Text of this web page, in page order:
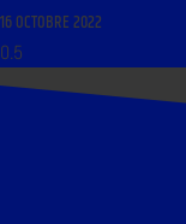
16 OCTOBRE 2022